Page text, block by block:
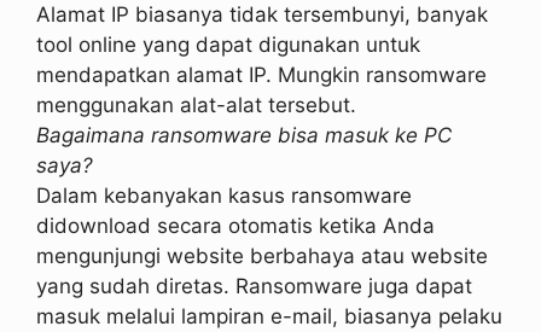
Alamat IP biasanya tidak tersembunyi, banyak
tool online yang dapat digunakan untuk
mendapatkan alamat IP. Mungkin ransomware
menggunakan alat-alat tersebut.
Bagaimana ransomware bisa masuk ke PC
saya?
Dalam kebanyakan kasus ransomware
didownload secara otomatis ketika Anda
mengunjungi website berbahaya atau website
yang sudah diretas. Ransomware juga dapat
masuk melalui lampiran e-mail, biasanya pelaku